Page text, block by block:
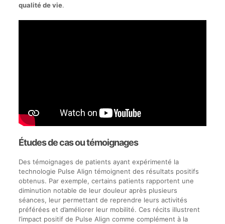
qualité de vie.
Études de cas ou témoignages
Des témoignages de patients ayant expérimenté la
technologie Pulse Align témoignent des résultats positifs
obtenus. Par exemple, certains patients rapportent une
diminution notable de leur douleur après plusieurs
séances, leur permettant de reprendre leurs activités
préférées et d’améliorer leur mobilité. Ces récits illustrent
l’impact positif de Pulse Align comme complément à la